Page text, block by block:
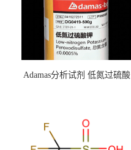
Adamas分析试剂 低氮过硫酸
（泰坦现货供应）